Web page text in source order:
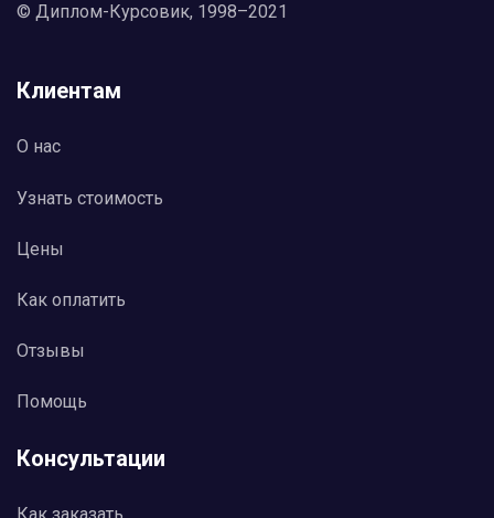
© Диплом-Курсовик, 1998–2021
Клиентам
О нас
Узнать стоимость
Цены
Как оплатить
Отзывы
Помощь
Консультации